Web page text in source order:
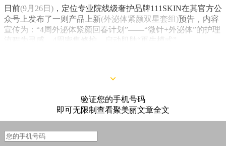
日前(9月26日) ，定位专业院线级奢护品牌111SKIN在其官方公
众号上发布了一则产品上新(外泌体紧颜双星套组)预告，内容
宣传为：“4周外泌体紧颜回春计划”——“微针+外泌体”的护理
流程为灵感，4周密集修护，启动肌肤“再生模式”。
验证您的手机号码
即可无限制查看聚美丽文章全文